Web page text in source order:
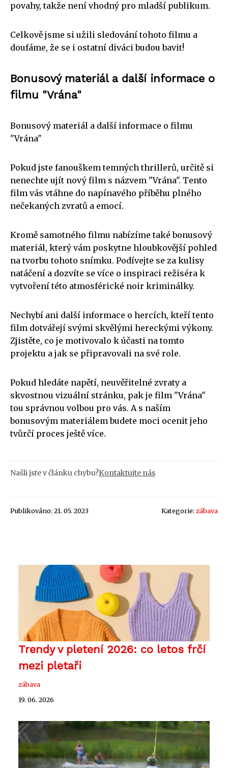
povahy, takže není vhodný pro mladší publikum.
Celkově jsme si užili sledování tohoto filmu a
doufáme, že se i ostatní diváci budou bavit!
Bonusový materiál a další informace o
filmu "Vrána"
Bonusový materiál a další informace o filmu
"Vrána"
Pokud jste fanouškem temných thrillerů, určitě si
nenechte ujít nový film s názvem "Vrána". Tento
film vás vtáhne do napínavého příběhu plného
nečekaných zvratů a emocí.
Kromě samotného filmu nabízíme také bonusový
materiál, který vám poskytne hloubkovější pohled
na tvorbu tohoto snímku. Podívejte se za kulisy
natáčení a dozvíte se více o inspiraci režiséra k
vytvoření této atmosférické noir kriminálky.
Nechybí ani další informace o hercích, kteří tento
film dotvářejí svými skvělými hereckými výkony.
Zjistěte, co je motivovalo k účasti na tomto
projektu a jak se připravovali na své role.
Pokud hledáte napětí, neuvěřitelné zvraty a
skvostnou vizuální stránku, pak je film "Vrána"
tou správnou volbou pro vás. A s naším
bonusovým materiálem budete moci ocenit jeho
tvůrčí proces ještě více.
Našli jste v článku chybu?Kontaktujte nás
Publikováno: 21. 05. 2023 Kategorie: zábava
Trendy v pletení 2026: co letos frčí
mezi pletaři
zábava
19. 06. 2026